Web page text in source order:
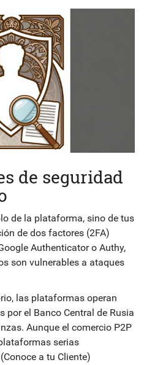
de seguridad
de la plataforma, sino de tus
de dos factores (2FA)
Authenticator o Authy,
son vulnerables a ataques
las plataformas operan
por el Banco Central de Rusia
Aunque el comercio P2P
serias
a tu Cliente)